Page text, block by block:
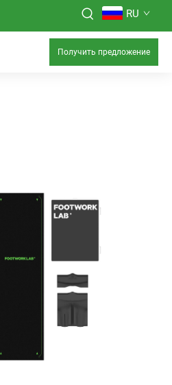
RU
Получить предложение